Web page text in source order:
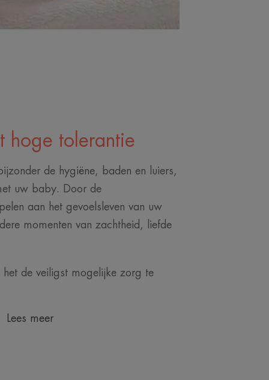
hoge tolerantie
de hygiëne, baden en luiers,
uw baby. Door de
aan het gevoelsleven van uw
momenten van zachtheid, liefde
de veiligst mogelijke zorg te
Lees meer